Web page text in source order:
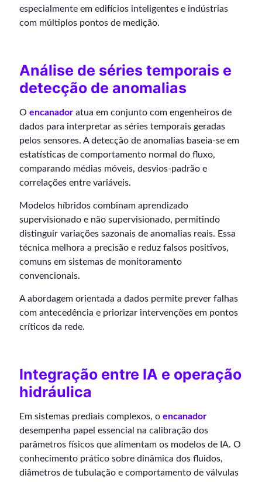
especialmente em edifícios inteligentes e indústrias
com múltiplos pontos de medição.
Análise de séries temporais e
detecção de anomalias
O encanador atua em conjunto com engenheiros de
dados para interpretar as séries temporais geradas
pelos sensores. A detecção de anomalias baseia-se em
estatísticas de comportamento normal do fluxo,
comparando médias móveis, desvios-padrão e
correlações entre variáveis.
Modelos híbridos combinam aprendizado
supervisionado e não supervisionado, permitindo
distinguir variações sazonais de anomalias reais. Essa
técnica melhora a precisão e reduz falsos positivos,
comuns em sistemas de monitoramento
convencionais.
A abordagem orientada a dados permite prever falhas
com antecedência e priorizar intervenções em pontos
críticos da rede.
Integração entre IA e operação
hidráulica
Em sistemas prediais complexos, o encanador
desempenha papel essencial na calibração dos
parâmetros físicos que alimentam os modelos de IA. O
conhecimento prático sobre dinâmica dos fluidos,
diâmetros de tubulação e comportamento de válvulas